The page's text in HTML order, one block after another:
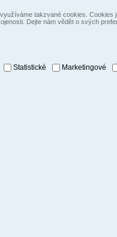
takzvané cookies.
Dejte nám vědět o svých
Statistické Marketingové